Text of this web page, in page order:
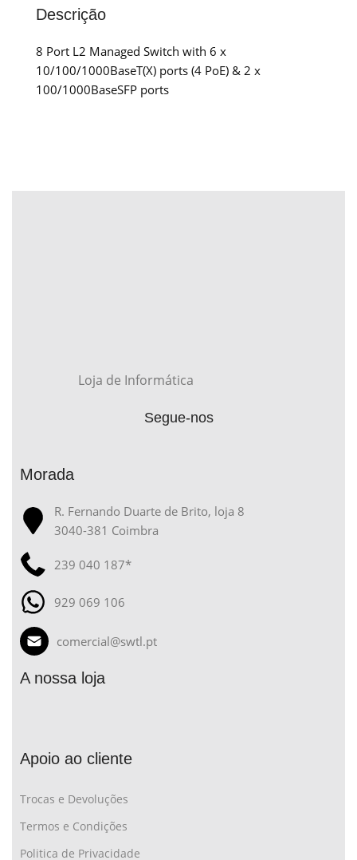
Descrição
8 Port L2 Managed Switch with 6 x
10/100/1000BaseT(X) ports (4 PoE) & 2 x
100/1000BaseSFP ports
Loja de Informática
Segue-nos
Morada
R. Fernando Duarte de Brito, loja 8
3040-381 Coimbra
239 040 187*
929 069 106
comercial@swtl.pt
A nossa loja
Apoio ao cliente
Trocas e Devoluções
Termos e Condições
Politica de Privacidade